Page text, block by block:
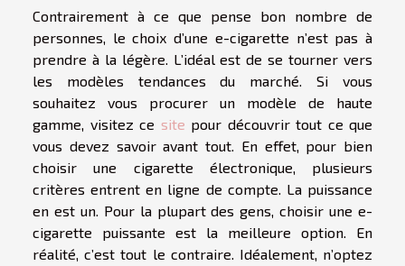
Contrairement à ce que pense bon nombre de
personnes, le choix d’une e-cigarette n’est pas à
prendre à la légère. L’idéal est de se tourner vers
les modèles tendances du marché. Si vous
souhaitez vous procurer un modèle de haute
gamme, visitez ce site pour découvrir tout ce que
vous devez savoir avant tout. En effet, pour bien
choisir une cigarette électronique, plusieurs
critères entrent en ligne de compte. La puissance
en est un. Pour la plupart des gens, choisir une e-
cigarette puissante est la meilleure option. En
réalité, c’est tout le contraire. Idéalement, n’optez